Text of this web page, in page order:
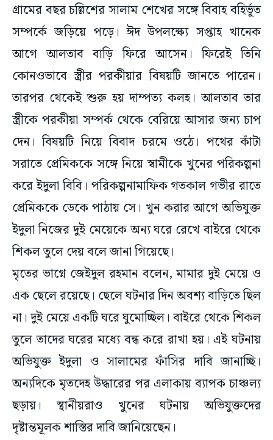
গ্রামের বছর চল্লিশের সালাম শেখের সঙ্গে বিবাহ বহির্ভূত
সম্পর্কে জড়িয়ে পড়ে। ঈদ উপলক্ষ্যে সপ্তাহ খানেক
আগে আলতাব বাড়ি ফিরে আসেন। ফিরেই তিনি
কোনওভাবে স্ত্রীর পরকীয়ার বিষয়টি জানতে পারেন।
তারপর থেকেই শুরু হয় দাম্পত্য কলহ। আলতাব তার
স্ত্রীকে পরকীয়া সম্পর্ক থেকে বেরিয়ে আসার জন্য চাপ
দেন। বিষয়টি নিয়ে বিবাদ চরমে ওঠে। পথের কাঁটা
সরাতে প্রেমিককে সঙ্গে নিয়ে স্বামীকে খুনের পরিকল্পনা
করে ইদুলা বিবি। পরিকল্পনামাফিক গতকাল গভীর রাতে
প্রেমিককে ডেকে পাঠায় সে। খুন করার আগে অভিযুক্ত
ইদুলা নিজের দুই মেয়েকে অন্য ঘরে রেখে বাইরে থেকে
শিকল তুলে দেয় বলে জানা গিয়েছে।
মৃতের ভাগ্নে জেইদুল রহমান বলেন, মামার দুই মেয়ে ও
এক ছেলে রয়েছে। ছেলে ঘটনার দিন অবশ্য বাড়িতে ছিল
না। দুই মেয়ে একটি ঘরে ঘুমোচ্ছিল। বাইরে থেকে শিকল
তুলে তাদের ঘরের মধ্যে বন্ধ করে রাখা হয়। এই ঘটনায়
অভিযুক্ত ইদুলা ও সালামের ফাঁসির দাবি জানাচ্ছি।
অন্যদিকে মৃতদেহ উদ্ধারের পর এলাকায় ব্যাপক চাঞ্চল্য
ছড়ায়। স্থানীয়রাও খুনের ঘটনায় অভিযুক্তদের
দৃষ্টান্তমূলক শাস্তির দাবি জানিয়েছেন।